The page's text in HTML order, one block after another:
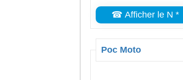
☎ Afficher le N *
Poc Moto